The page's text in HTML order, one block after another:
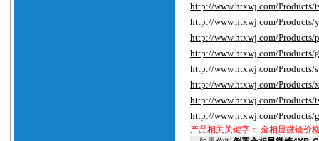
http://www.htxwj.com/Products/
http://www.htxwj.com/
http://www.htxwj.com/
http://www.htxwj.com/
http://www.htxwj.com/Products/
http://www.htxwj.com/
http://www.htxwj.com/Products/
http://www.htxwj.com/
产品相关关键字： 金相显微镜价